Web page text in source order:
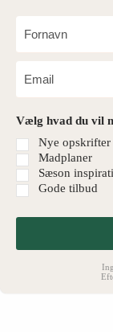
Vælg hvad du vil
Nye opskrifter
Madplaner
Sæson
Gode tilbud